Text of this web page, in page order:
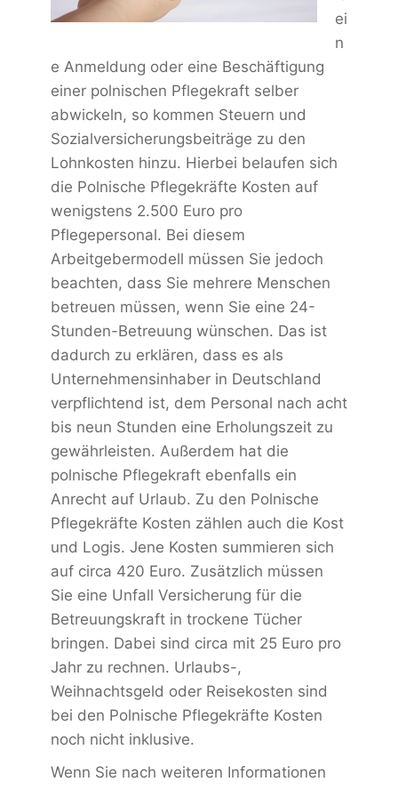
ei
n
e Anmeldung oder eine Beschäftigung
einer polnischen Pflegekraft selber
abwickeln, so kommen Steuern und
Sozialversicherungsbeiträge zu den
Lohnkosten hinzu. Hierbei belaufen sich
die Polnische Pflegekräfte Kosten auf
wenigstens 2.500 Euro pro
Pflegepersonal. Bei diesem
Arbeitgebermodell müssen Sie jedoch
beachten, dass Sie mehrere Menschen
betreuen müssen, wenn Sie eine 24-
Stunden-Betreuung wünschen. Das ist
dadurch zu erklären, dass es als
Unternehmensinhaber in Deutschland
verpflichtend ist, dem Personal nach acht
bis neun Stunden eine Erholungszeit zu
gewährleisten. Außerdem hat die
polnische Pflegekraft ebenfalls ein
Anrecht auf Urlaub. Zu den Polnische
Pflegekräfte Kosten zählen auch die Kost
und Logis. Jene Kosten summieren sich
auf circa 420 Euro. Zusätzlich müssen
Sie eine Unfall Versicherung für die
Betreuungskraft in trockene Tücher
bringen. Dabei sind circa mit 25 Euro pro
Jahr zu rechnen. Urlaubs-,
Weihnachtsgeld oder Reisekosten sind
bei den Polnische Pflegekräfte Kosten
noch nicht inklusive.
Wenn Sie nach weiteren Informationen